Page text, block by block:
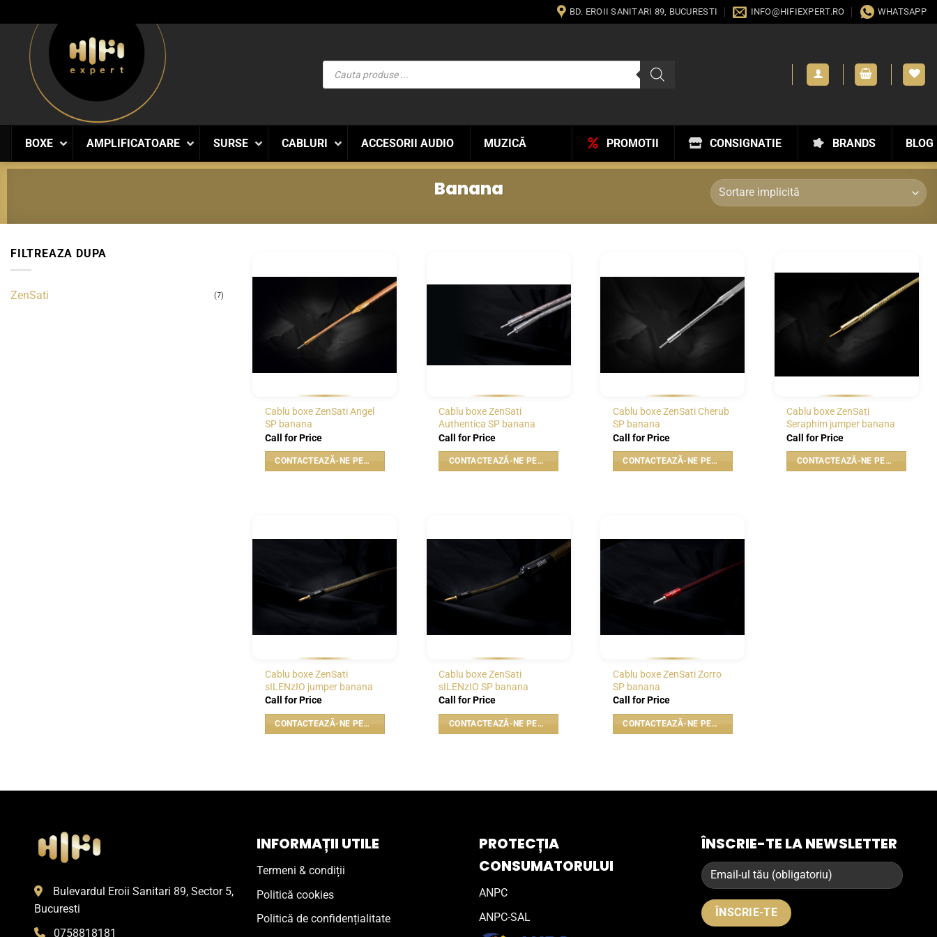
to
content
BD. EROII SANITARI 89, BUCURESTI INFO@HIFIEXPERT.RO WHATSAPP
Products
search
BOXE AMPLIFICATOARE SURSE CABLURI ACCESORII AUDIO MUZICĂ BLOG
BRANDS
CONSIGNATIE
PROMOTII
Banana
FILTREAZA DUPA
ZenSati (7) WISHLIST
Cablu boxe ZenSati Angel
SP banana
Call for Price
CONTACTEAZĂ-NE PENTRU PREȚ
Cablu boxe ZenSati
Authentica SP banana
Call for Price
CONTACTEAZĂ-NE PENTRU PREȚ
WISHLIST
Cablu boxe ZenSati Cherub
SP banana
Call for Price
CONTACTEAZĂ-NE PENTRU PREȚ
WISHLIST
Cablu boxe ZenSati
Seraphim jumper banana
Call for Price
CONTACTEAZĂ-NE PENTRU PREȚ
Cablu boxe ZenSati
sILENzIO jumper banana
Call for Price
CONTACTEAZĂ-NE PENTRU PREȚ
WISHLIST
Cablu boxe ZenSati
sILENzIO SP banana
Call for Price
CONTACTEAZĂ-NE PENTRU PREȚ
Cablu boxe ZenSati Zorro
SP banana
Call for Price
CONTACTEAZĂ-NE PENTRU PREȚ
Bulevardul Eroii Sanitari 89, Sector 5,
Bucuresti
0758818181
INFORMAȚII UTILE
Termeni & condiții
Politică cookies
Politică de confidențialitate
PROTECȚIA
CONSUMATORULUI
ANPC
ANPC-SAL
ÎNSCRIE-TE LA NEWSLETTER